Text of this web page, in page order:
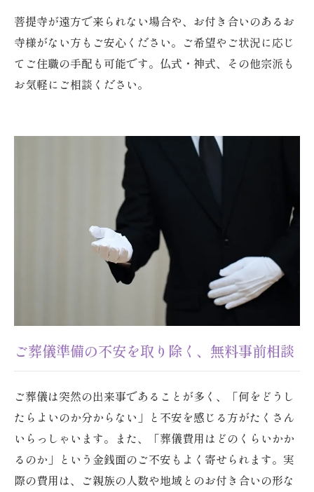
菩提寺が遠方で来られない場合や、お付き合いのあるお
寺様がない方もご安心ください。ご希望やご状況に応じ
てご住職の手配も可能です。仏式・神式、その他宗派も
お気軽にご相談ください。
ご葬儀準備の不安を取り除く、無料事前相談
ご葬儀は突然の出来事であることが多く、「何をどうし
たらよいのか分からない」と不安を感じる方がたくさん
いらっしゃいます。また、「葬儀費用はどのくらいかか
るのか」という金銭面のご不安もよく寄せられます。実
際の費用は、ご親族の人数や地域とのお付き合いの形な